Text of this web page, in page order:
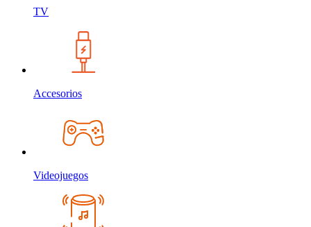
TV
Accesorios
Videojuegos